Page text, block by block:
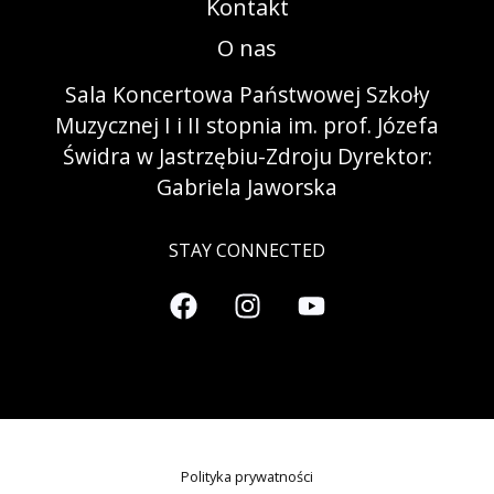
Kontakt
O nas
Sala Koncertowa Państwowej Szkoły
Muzycznej I i II stopnia im. prof. Józefa
Świdra w Jastrzębiu-Zdroju Dyrektor:
Gabriela Jaworska
STAY CONNECTED
Polityka prywatności